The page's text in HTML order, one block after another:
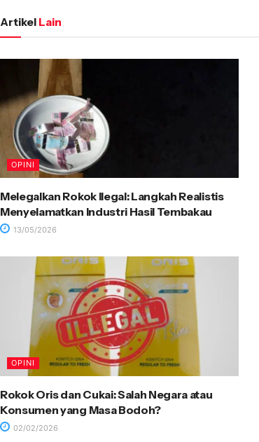
Artikel Lain
OPINI
Melegalkan Rokok Ilegal: Langkah Realistis
Menyelamatkan Industri Hasil Tembakau
13/05/2026
OPINI
Rokok Oris dan Cukai: Salah Negara atau
Konsumen yang Masa Bodoh?
02/02/2026